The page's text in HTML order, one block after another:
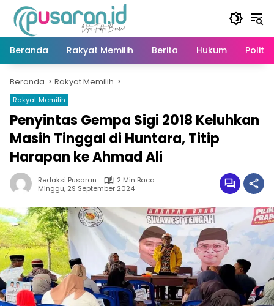
Langsung
konten
Beranda
Rakyat Memilih Berita Hukum Politik
Beranda Rakyat Memilih
Rakyat Memilih
Penyintas Gempa Sigi 2018 Keluhkan
Masih Tinggal di Huntara, Titip
Harapan ke Ahmad Ali
Redaksi Pusaran
2 Min Baca
Minggu, 29 September 2024